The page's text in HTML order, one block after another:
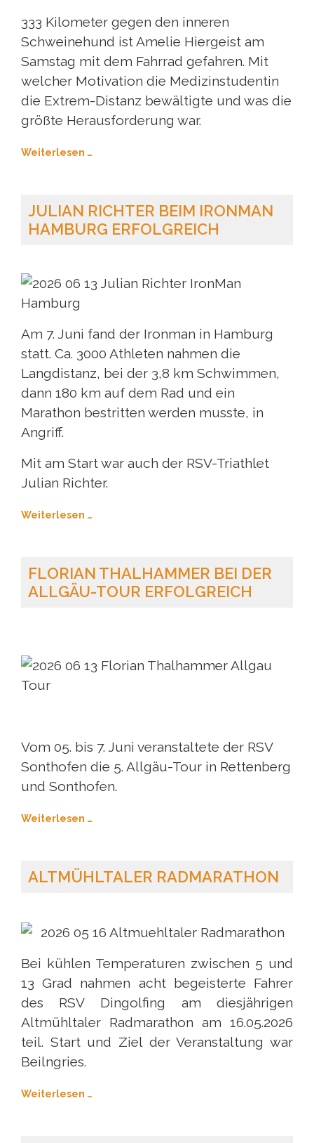
333 Kilometer gegen den inneren
Schweinehund ist Amelie Hiergeist am
Samstag mit dem Fahrrad gefahren. Mit
welcher Motivation die Medizinstudentin
die Extrem-Distanz bewältigte und was die
größte Herausforderung war.
Weiterlesen …
JULIAN RICHTER BEIM IRONMAN
HAMBURG ERFOLGREICH
Am 7. Juni fand der Ironman in Hamburg
statt. Ca. 3000 Athleten nahmen die
Langdistanz, bei der 3,8 km Schwimmen,
dann 180 km auf dem Rad und ein
Marathon bestritten werden musste, in
Angriff.
Mit am Start war auch der RSV-Triathlet
Julian Richter.
Weiterlesen …
FLORIAN THALHAMMER BEI DER
ALLGÄU-TOUR ERFOLGREICH
Vom 05. bis 7. Juni veranstaltete der RSV
Sonthofen die 5. Allgäu-Tour in Rettenberg
und Sonthofen.
Weiterlesen …
ALTMÜHLTALER RADMARATHON
Bei kühlen Temperaturen zwischen 5 und
13 Grad nahmen acht begeisterte Fahrer
des RSV Dingolfing am diesjährigen
Altmühltaler Radmarathon am 16.05.2026
teil. Start und Ziel der Veranstaltung war
Beilngries.
Weiterlesen …